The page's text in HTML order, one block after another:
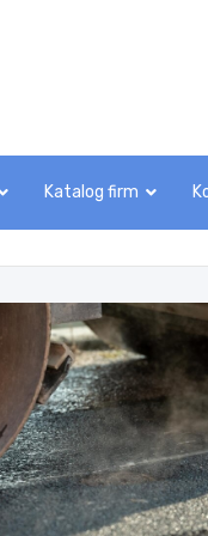
Katalog firm